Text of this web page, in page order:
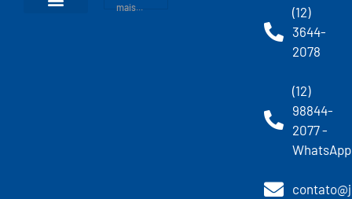
mais...
(12)
3644-
2078
(12)
98844-
2077 -
WhatsApp